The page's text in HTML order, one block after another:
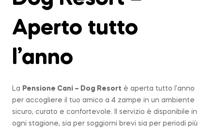
Aperto tutto
l’anno
La Pensione Cani – Dog Resort è aperta tutto l’anno
per accogliere il tuo amico a 4 zampe in un ambiente
sicuro, curato e confortevole. Il servizio è disponibile in
ogni stagione, sia per soggiorni brevi sia per periodi più